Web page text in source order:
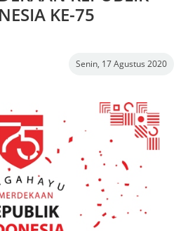
KE-75
Senin, 17 Agustus 2020